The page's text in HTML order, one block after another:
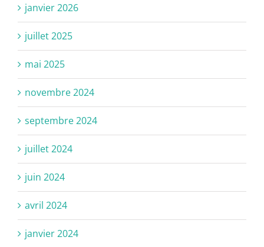
janvier 2026
juillet 2025
mai 2025
novembre 2024
septembre 2024
juillet 2024
juin 2024
avril 2024
janvier 2024